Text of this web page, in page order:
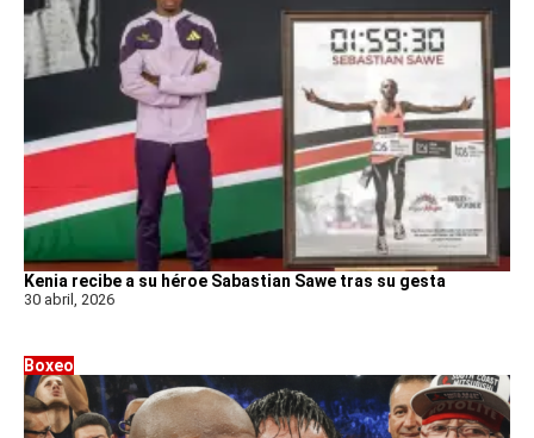
Kenia recibe a su héroe Sabastian Sawe tras su gesta
30 abril, 2026
Boxeo